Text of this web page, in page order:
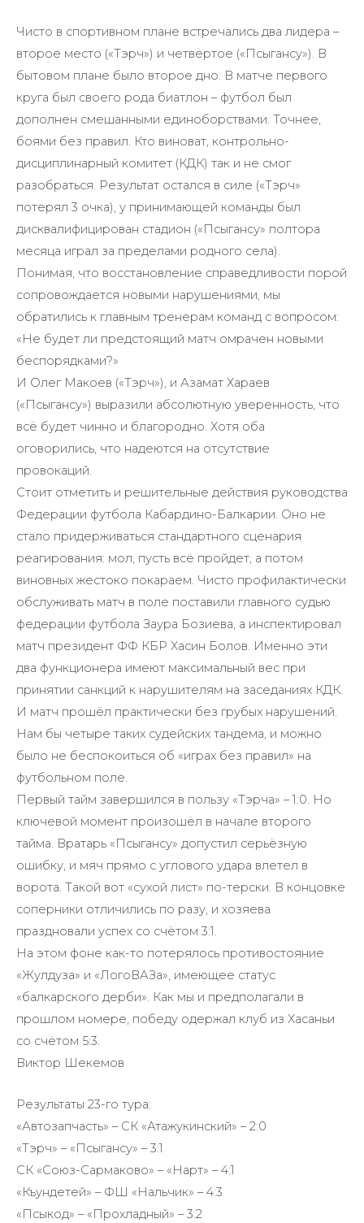
Чисто в спортивном плане встречались два лидера –
второе место («Тэрч») и четвёртое («Псыгансу»). В
бытовом плане было второе дно. В матче первого
круга был своего рода биатлон – футбол был
дополнен смешанными единоборствами. Точнее,
боями без правил. Кто виноват, контрольно-
дисциплинарный комитет (КДК) так и не смог
разобраться. Результат остался в силе («Тэрч»
потерял 3 очка), у принимающей команды был
дисквалифицирован стадион («Псыгансу» полтора
месяца играл за пределами родного села).
Понимая, что восстановление справедливости порой
сопровождается новыми нарушениями, мы
обратились к главным тренерам команд с вопросом:
«Не будет ли предстоящий матч омрачен новыми
беспорядками?»
И Олег Макоев («Тэрч»), и Азамат Хараев
(«Псыгансу») выразили абсолютную уверенность, что
всё будет чинно и благородно. Хотя оба
оговорились, что надеются на отсутствие
провокаций.
Стоит отметить и решительные действия руководства
Федерации футбола Кабардино-Балкарии. Оно не
стало придерживаться стандартного сценария
реагирования: мол, пусть всё пройдет, а потом
виновных жестоко покараем. Чисто профилактически
обслуживать матч в поле поставили главного судью
федерации футбола Заура Бозиева, а инспектировал
матч президент ФФ КБР Хасин Болов. Именно эти
два функционера имеют максимальный вес при
принятии санкций к нарушителям на заседаниях КДК.
И матч прошёл практически без грубых нарушений.
Нам бы четыре таких судейских тандема, и можно
было не беспокоиться об «играх без правил» на
футбольном поле.
Первый тайм завершился в пользу «Тэрча» – 1:0. Но
ключевой момент произошёл в начале второго
тайма. Вратарь «Псыгансу» допустил серьёзную
ошибку, и мяч прямо с углового удара влетел в
ворота. Такой вот «сухой лист» по-терски. В концовке
соперники отличились по разу, и хозяева
праздновали успех со счётом 3:1.
На этом фоне как-то потерялось противостояние
«Жулдуза» и «ЛогоВАЗа», имеющее статус
«балкарского дерби». Как мы и предполагали в
прошлом номере, победу одержал клуб из Хасаньи
со счётом 5:3.
Виктор Шекемов
Результаты 23-го тура:
«Автозапчасть» – СК «Атажукинский» – 2:0
«Тэрч» – «Псыгансу» – 3:1
СК «Союз-Сармаково» – «Нарт» – 4:1
«Къундетей» – ФШ «Нальчик» – 4:3
«Псыкод» – «Прохладный» – 3:2